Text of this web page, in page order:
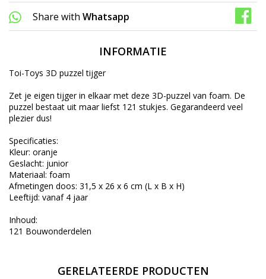
Share with Whatsapp
INFORMATIE
Toi-Toys 3D puzzel tijger
Zet je eigen tijger in elkaar met deze 3D-puzzel van foam. De
puzzel bestaat uit maar liefst 121 stukjes. Gegarandeerd veel
plezier dus!
Specificaties:
Kleur: oranje
Geslacht: junior
Materiaal: foam
Afmetingen doos: 31,5 x 26 x 6 cm (L x B x H)
Leeftijd: vanaf 4 jaar
Inhoud:
121 Bouwonderdelen
GERELATEERDE PRODUCTEN